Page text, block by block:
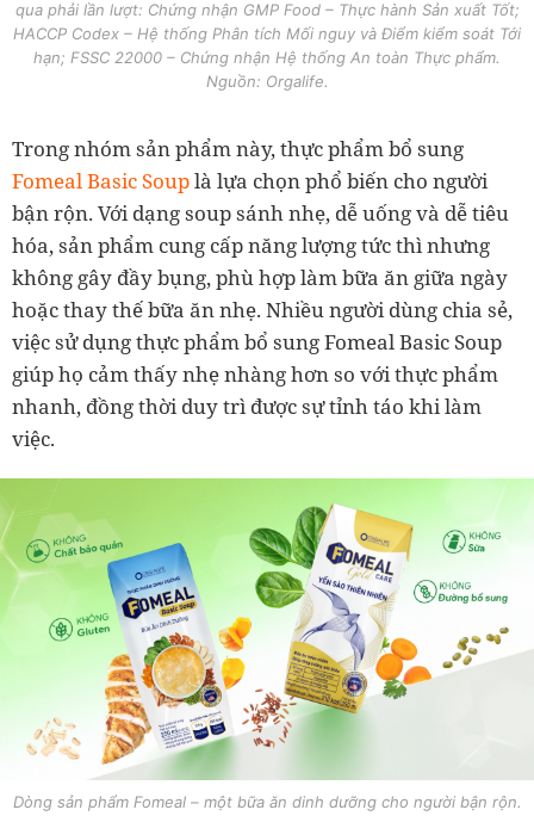
qua phải lần lượt: Chứng nhận GMP Food – Thực hành Sản xuất Tốt;
HACCP Codex – Hệ thống Phân tích Mối nguy và Điểm kiểm soát Tới
hạn; FSSC 22000 – Chứng nhận Hệ thống An toàn Thực phẩm.
Nguồn: Orgalife.
Trong nhóm sản phẩm này, thực phẩm bổ sung
Fomeal Basic Souplà lựa chọn phổ biến cho người
bận rộn. Với dạng soup sánh nhẹ, dễ uống và dễ tiêu
hóa, sản phẩm cung cấp năng lượng tức thì nhưng
không gây đầy bụng, phù hợp làm bữa ăn giữa ngày
hoặc thay thế bữa ăn nhẹ. Nhiều người dùng chia sẻ,
việc sử dụng thực phẩm bổ sung Fomeal Basic Soup
giúp họ cảm thấy nhẹ nhàng hơn so với thực phẩm
nhanh, đồng thời duy trì được sự tỉnh táo khi làm
việc.
Dòng sản phẩm Fomeal – một bữa ăn dinh dưỡng cho người bận rộn.